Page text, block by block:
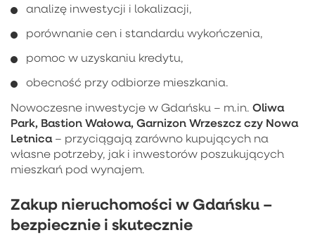
analizę inwestycji i lokalizacji,
porównanie cen i standardu wykończenia,
pomoc w uzyskaniu kredytu,
obecność przy odbiorze mieszkania.
Nowoczesne inwestycje w Gdańsku – m.in. Oliwa
Park, Bastion Wałowa, Garnizon Wrzeszcz czy Nowa
Letnica – przyciągają zarówno kupujących na
własne potrzeby, jak i inwestorów poszukujących
mieszkań pod wynajem.
Zakup nieruchomości w Gdańsku –
bezpiecznie i skutecznie